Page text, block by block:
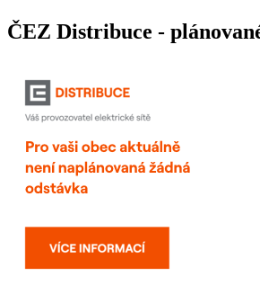
ČEZ Distribuce -